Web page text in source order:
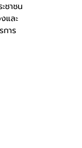
ชาชน
และ
การ